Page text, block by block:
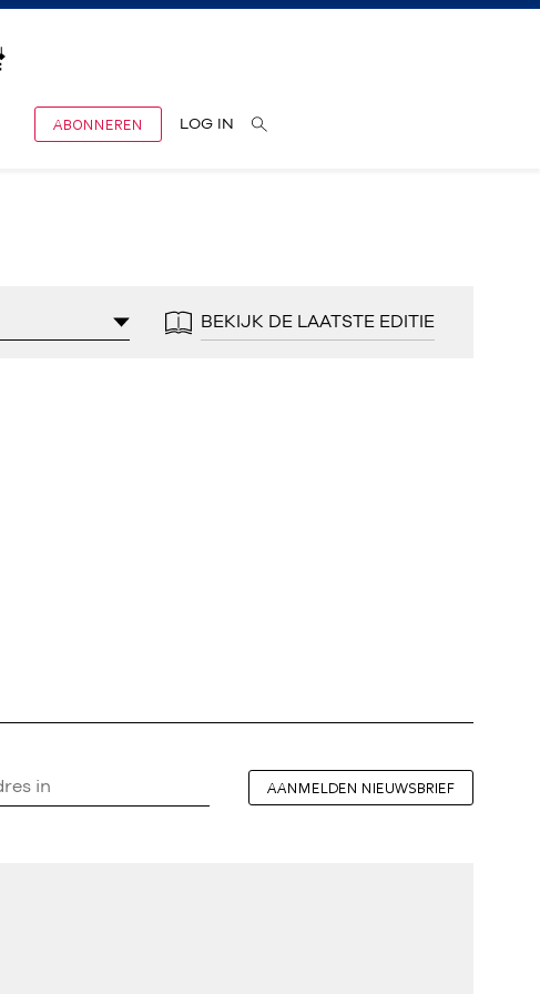
ABONNEREN LOG IN
BEKIJK DE LAATSTE EDITIE
AANMELDEN NIEUWSBRIEF